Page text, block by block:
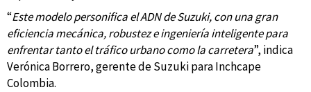
“Este modelo personifica el ADN de Suzuki, con una gran
eficiencia mecánica, robustez e ingeniería inteligente para
enfrentar tanto el tráfico urbano como la carretera”, indica
Verónica Borrero, gerente de Suzuki para Inchcape
Colombia.